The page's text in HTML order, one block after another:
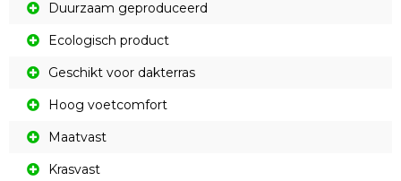
Duurzaam geproduceerd
Ecologisch product
Geschikt voor dakterras
Hoog voetcomfort
Maatvast
Krasvast